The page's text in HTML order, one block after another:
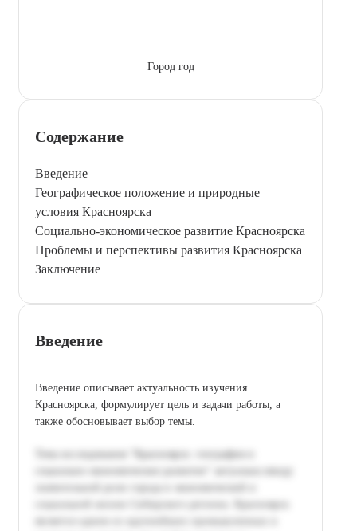
Город год
Содержание
Введение
Географическое положение и природные
условия Красноярска
Социально-экономическое развитие Красноярска
Проблемы и перспективы развития Красноярска
Заключение
Введение
Введение описывает актуальность изучения
Красноярска, формулирует цель и задачи работы, а
также обосновывает выбор темы.